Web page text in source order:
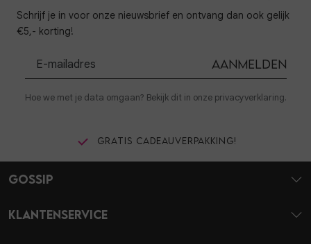
Schrijf je in voor onze nieuwsbrief en ontvang dan ook gelijk
€5,- korting!
Aanmelden
Hoe we met je data omgaan? Bekijk dit in onze privacyverklaring.
Gratis cadeauverpakking!
Gossip
Klantenservice